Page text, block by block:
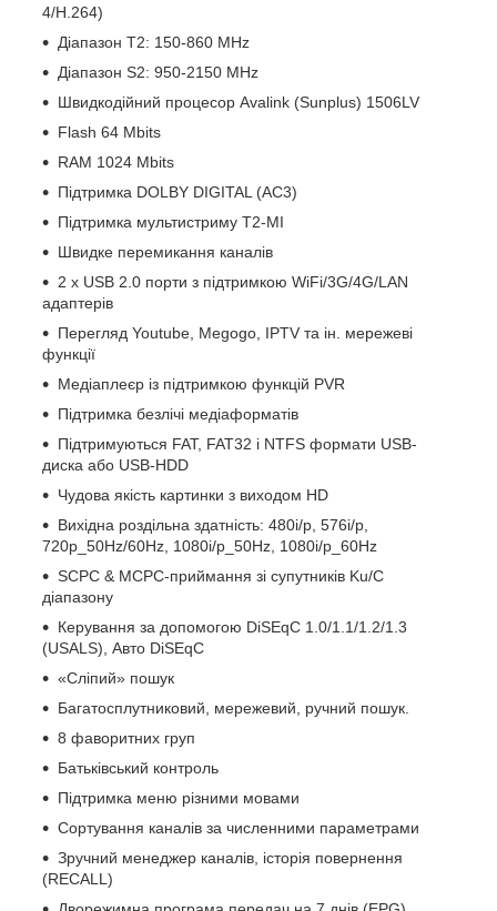
4/H.264)
Діапазон T2: 150-860 MHz
Діапазон S2: 950-2150 MHz
Швидкодійний процесор Avalink (Sunplus) 1506LV
Flash 64 Mbits
RAM 1024 Mbits
Підтримка DOLBY DIGITAL (AC3)
Підтримка мультистриму T2-MI
Швидке перемикання каналів
2 х USB 2.0 порти з підтримкою WiFi/3G/4G/LAN
адаптерів
Перегляд Youtube, Megogo, IPTV та ін. мережеві
функції
Медіаплеєр із підтримкою функцій PVR
Підтримка безлічі медіаформатів
Підтримуються FAT, FAT32 і NTFS формати USB-
диска або USB-HDD
Чудова якість картинки з виходом HD
Вихідна роздільна здатність: 480i/p, 576i/p,
720p_50Hz/60Hz, 1080i/p_50Hz, 1080i/p_60Hz
SCPC & MCPC-приймання зі супутників Ku/C
діапазону
Керування за допомогою DiSEqC 1.0/1.1/1.2/1.3
(USALS), Авто DiSEqC
«Сліпий» пошук
Багатосплутниковий, мережевий, ручний пошук.
8 фаворитних груп
Батьківський контроль
Підтримка меню різними мовами
Сортування каналів за численними параметрами
Зручний менеджер каналів, історія повернення
(RECALL)